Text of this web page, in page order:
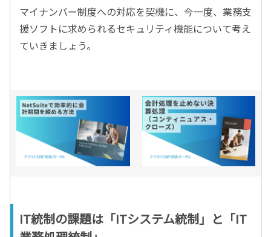
マイナンバー制度への対応を契機に、今一度、業務支
援ソフトに求められるセキュリティ機能について考え
ていきましょう。
IT統制の課題は「ITシステム統制」と「IT